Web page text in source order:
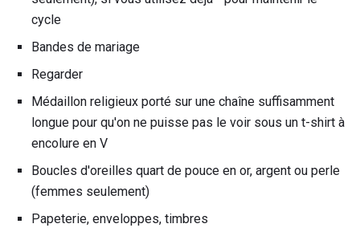
cycle
Bandes de mariage
Regarder
Médaillon religieux porté sur une chaîne suffisamment
longue pour qu'on ne puisse pas le voir sous un t-shirt à
encolure en V
Boucles d'oreilles quart de pouce en or, argent ou perle
(femmes seulement)
Papeterie, enveloppes, timbres